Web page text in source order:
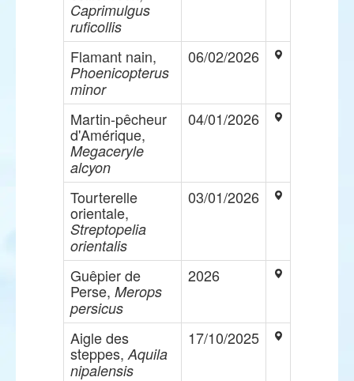
Caprimulgus
ruficollis
Flamant nain,
Phoenicopterus
minor
06/02/2026
Martin-pêcheur
d'Amérique,
Megaceryle
alcyon
04/01/2026
Tourterelle
orientale,
Streptopelia
orientalis
03/01/2026
Guêpier de
Perse, Merops
persicus
2026
Aigle des
steppes, Aquila
nipalensis
17/10/2025